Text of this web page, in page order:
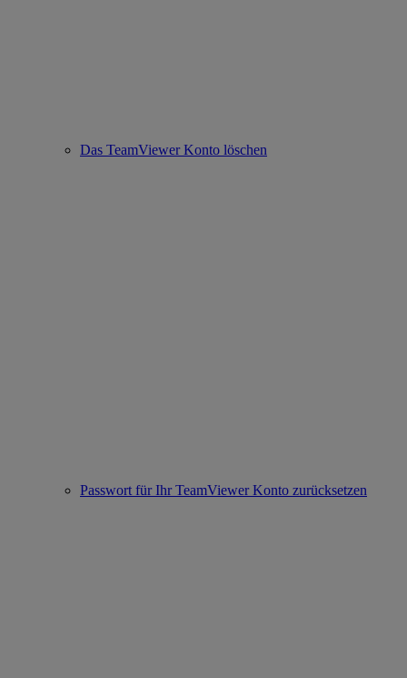
Das TeamViewer Konto löschen
Passwort für Ihr TeamViewer Konto zurücksetzen